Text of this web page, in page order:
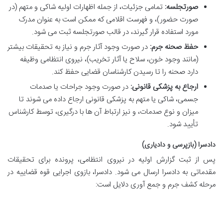
صورتجلسه: تمامی جزئیات، از جمله اظهارات اولیه شاکی و متهم (در
صورت حضور)، و فهرست اقلامی که ممکن است به عنوان مدرک
مورد استفاده قرار گیرند، در قالب صورتجلسه ثبت می شود.
حفظ صحنه جرم: در صورت وجود آثار جرم و نیاز به تحقیقات بیشتر
(مانند وجود خون، سلاح یا آثار تخریب)، نیروی انتظامی وظیفه
دارد صحنه را تا رسیدن کارشناسان قضایی حفظ کند.
ارجاع به پزشکی قانونی: در صورت وجود جراحات یا صدمات
جسمی، شاکی یا متهم به پزشکی قانونی ارجاع داده می شوند تا
میزان و نوع صدمات، و نیز ارتباط آن ها با درگیری، توسط کارشناس
تأیید شود.
دادسرا (بازپرسی و دادیاری)
پس از ثبت گزارش اولیه در نیروی انتظامی، پرونده برای تحقیقات
مقدماتی به دادسرا ارسال می شود. دادسرا، بازوی اجرایی قوه قضاییه در
مرحله کشف جرم و جمع آوری دلایل است: